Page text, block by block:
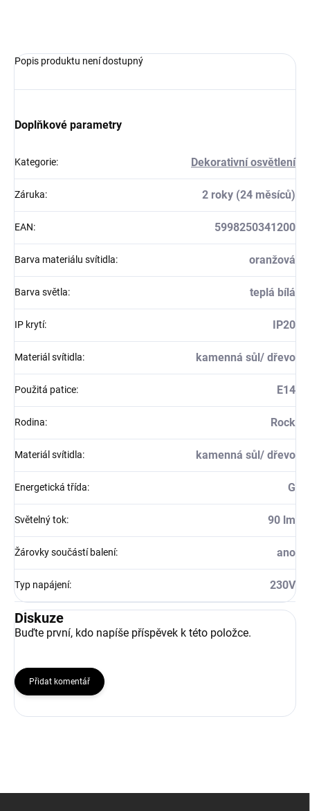
Popis produktu není dostupný
Doplňkové parametry
Kategorie: Dekorativní osvětlení
Záruka: 2 roky (24 měsíců)
EAN: 5998250341200
Barva materiálu svítidla: oranžová
Barva světla: teplá bílá
IP krytí: IP20
Materiál svítidla: kamenná sůl/ dřevo
Použitá patice: E14
Rodina: Rock
Materiál svítidla: kamenná sůl/ dřevo
Energetická třída: G
Světelný tok: 90 lm
Žárovky součástí balení: ano
Typ napájení: 230V
Diskuze
Buďte první, kdo napíše příspěvek k této položce.
Přidat komentář